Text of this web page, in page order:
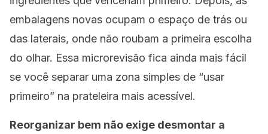
embalagens novas ocupam o espaço de trás ou
das laterais, onde não roubam a primeira escolha
do olhar. Essa microrevisão fica ainda mais fácil
se você separar uma zona simples de “usar
primeiro” na prateleira mais acessível.
Reorganizar bem não exige desmontar a